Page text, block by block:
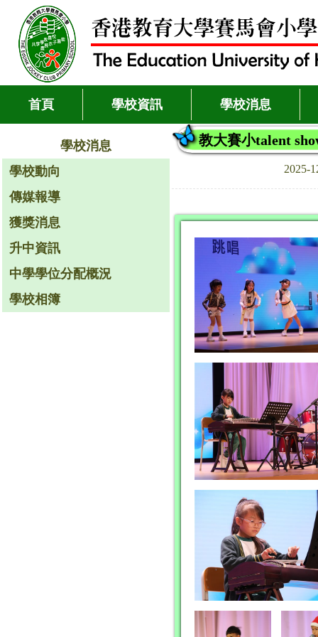
首頁 學校資訊 學校消息
學校消息
學校動向
傳媒報導
獲獎消息
升中資訊
中學學位分配概況
學校相簿
教大賽小talent
2025-